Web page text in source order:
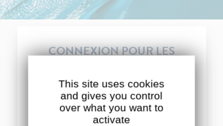
CONNEXION POUR LES
ENREGISTRÉS
This site uses cookies
and gives you control
over what you want to
activate